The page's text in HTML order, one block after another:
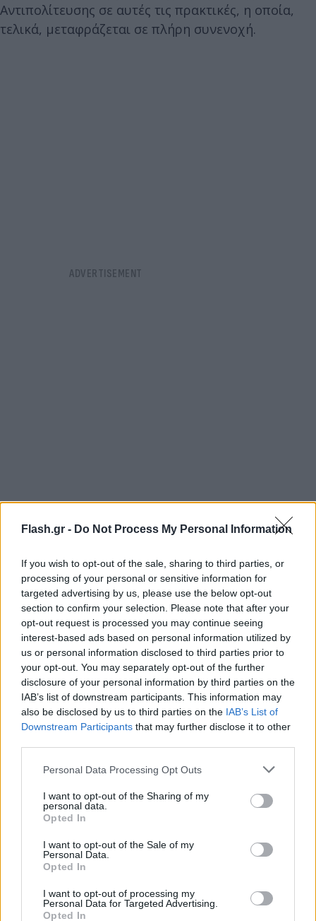
Flash.gr - Do Not Process My Personal Information
If you wish to opt-out of the sale, sharing to third parties, or
processing of your personal or sensitive information for
targeted advertising by us, please use the below opt-out
section to confirm your selection. Please note that after your
opt-out request is processed you may continue seeing
interest-based ads based on personal information utilized by
us or personal information disclosed to third parties prior to
your opt-out. You may separately opt-out of the further
disclosure of your personal information by third parties on the
IAB’s list of downstream participants. This information may
also be disclosed by us to third parties on the IAB’s List of
Downstream Participants that may further disclose it to other
Please note that this website/app uses one or more Google
not limited to your visit or usage behaviour. You may click to
grant or deny consent to Google and its third-party tags to
use your data for below specified purposes in below Google
consent section.
Personal Data Processing Opt Outs
I want to opt-out of the Sharing of my
personal data.
Opted In
I want to opt-out of the Sale of my
Personal Data.
Opted In
I want to opt-out of processing my
Personal Data for Targeted Advertising.
Opted In
Αντιπολίτευσης σε αυτές τις πρακτικές, η οποία,
τελικά, μεταφράζεται σε πλήρη συνενοχή.
Έντονη ήταν η αντίδραση και του υπουργού Υγείας
Άδωνι Γεωργιάδηο οποίος με ανάρτησή του στην
και τουΣΥΡΙΖΑτον οποίο κατηγορεί πως αδυνατεί
να απομονώσει τον βουλευτή Χανίων
Η ανάρτηση του Άδωνι Γεωργιάδη
Ο κ. Ηλίας Μακρής, όπως και πρακτικά όλοι οι
σκιτσογράφοι/γελοιογράφοι της Χώρας μου έχουν
αφιερώσει πολλά σκίτσα τους. Πάντοτε
χιουμοριστικά και καυστικά, όπως επιβάλλει αυτή
τους η Τέχνη. Διαβάζω την αντίδραση αυτού του
αγενούς (το γράφω όσο πιο ήπια και ευγενικά
μπορώ)…pic.twitter.com/kB55h7wSo7
— Άδωνις Γεωργιάδης (@AdonisGeorgiadi) January 23, 2024